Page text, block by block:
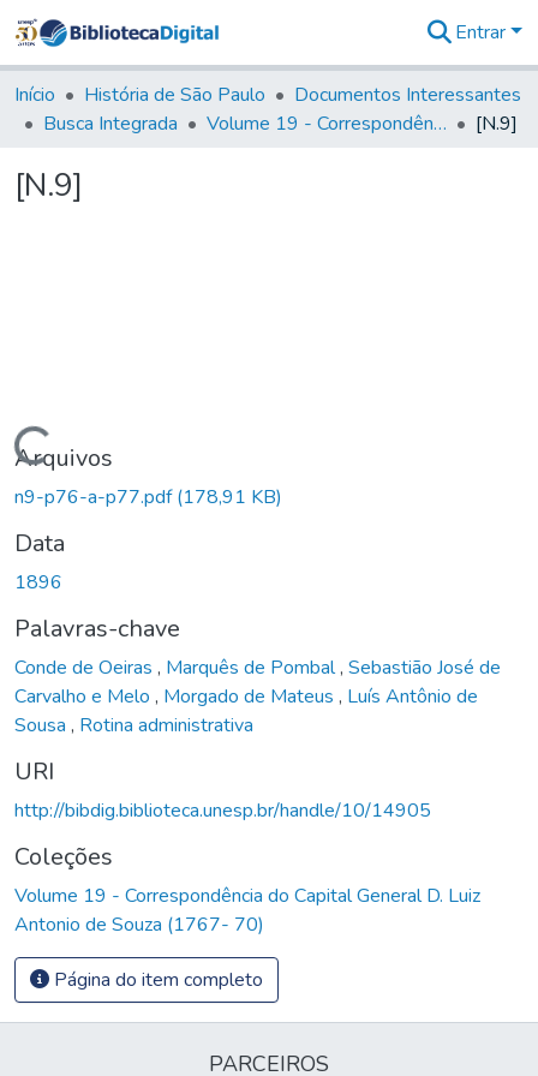
&
Coleções
Tudo na
Entrar
Início História de São Paulo
Documentos Interessantes
Busca Integrada
Volume 19 - Correspondência do Capital General D. Luiz Antonio de Souza (1767- 70) [N.9]
[N.9]
Carregando...
Arquivos
n9-p76-a-p77.pdf(178,91 KB)
Data
1896
Palavras-chave
Conde de Oeiras , Marquês de Pombal, Sebastião José de
Carvalho e Melo , Morgado de Mateus , Luís Antônio de
Sousa , Rotina administrativa
URI
http://bibdig.biblioteca.unesp.br/handle/10/14905
Coleções
Volume 19 - Correspondência do Capital General D. Luiz
Antonio de Souza (1767- 70)
Página do item completo
PARCEIROS